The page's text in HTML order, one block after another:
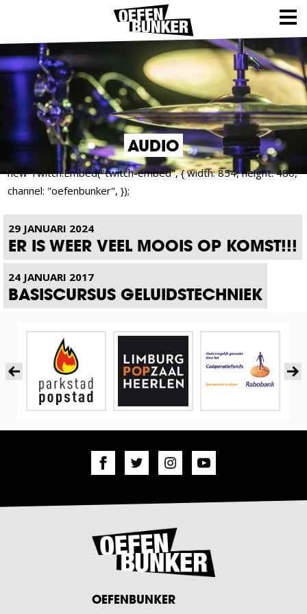
AUDIO
new Twitch.Embed("twitch-embed", { width: 854, height: 480,
channel: "oefenbunker", });
29 JANUARI 2024
ER IS WEER VEEL MOOIS OP KOMST!!!
24 JANUARI 2017
BASISCURSUS GELUIDSTECHNIEK
OEFENBUNKER